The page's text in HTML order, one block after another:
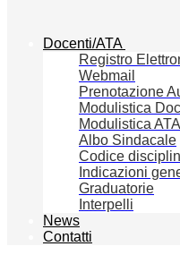
Docenti/ATA
Registro
Webmail
Prenotazione
Modulistica
Modulistica ATA
Albo Sindacale
Codice
Indicazioni
Graduatorie
Interpelli
News
Contatti